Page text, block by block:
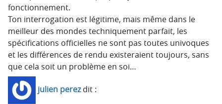
fonctionnement.
Ton interrogation est légitime, mais même dans le
meilleur des mondes techniquement parfait, les
spécifications officielles ne sont pas toutes univoques
et les différences de rendu existeraient toujours, sans
que cela soit un problème en soi…
julien perez dit :